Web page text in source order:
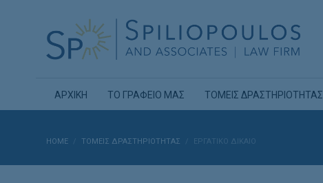
ΑΡΧΙΚΗ ΤΟ ΓΡΑΦΕΙΟ ΜΑΣ ΤΟΜΕΙΣ ΔΡΑΣΤΗΡΙΟΤΗΤΑΣ
HOME ΤΟΜΕΙΣ ΔΡΑΣΤΗΡΙΟΤΗΤΑΣ ΕΡΓΑΤΙΚΌ ΔΊΚΑΙΟ